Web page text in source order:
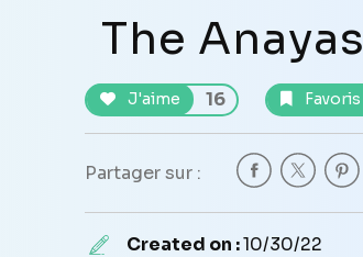
The Anayas
J'aime 16 Favoris
Partager sur :
Created on :10/30/22